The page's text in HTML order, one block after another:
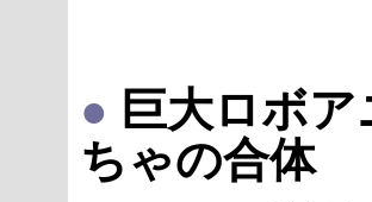
● 巨大ロボ
ちゃの合体